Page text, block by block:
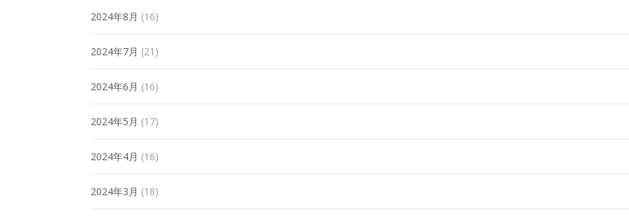
2024年8月 (16)
2024年7月 (21)
2024年6月 (16)
2024年5月 (17)
2024年4月 (16)
2024年3月 (18)